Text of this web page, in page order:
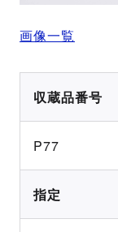
画像一覧
収蔵品番号
P77
指定